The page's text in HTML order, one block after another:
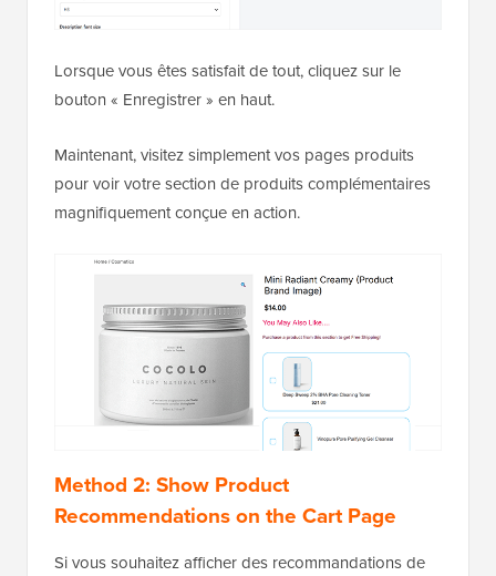
Lorsque vous êtes satisfait de tout, cliquez sur le
bouton « Enregistrer » en haut.
Maintenant, visitez simplement vos pages produits
pour voir votre section de produits complémentaires
magnifiquement conçue en action.
Method 2: Show Product
Recommendations on the Cart Page
Si vous souhaitez afficher des recommandations de